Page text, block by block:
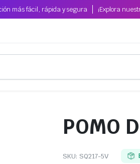
más fácil, rápida y segura ¡Explora
POMO
SKU: SQ217-5V